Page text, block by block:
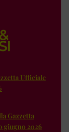
Ufficiale
Gazzetta
giugno 2026